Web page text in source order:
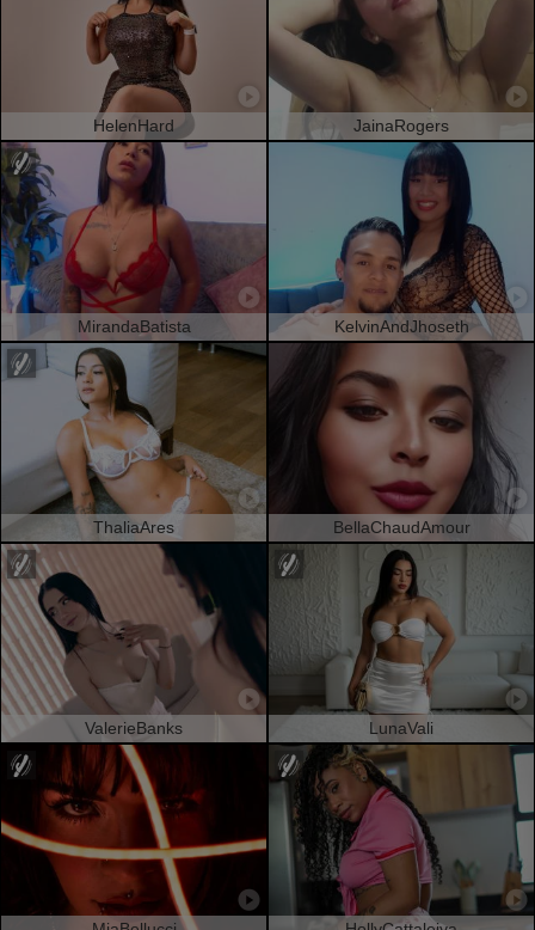
HelenHard JainaRogers
MirandaBatista KelvinAndJhoseth
ThaliaAres BellaChaudAmour
ValerieBanks LunaVali